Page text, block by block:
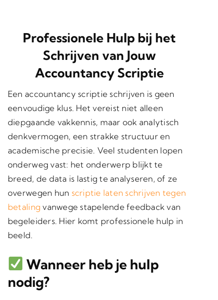
Professionele Hulp bij het
Schrijven van Jouw
Accountancy Scriptie
Een accountancy scriptie schrijven is geen
eenvoudige klus. Het vereist niet alleen
diepgaande vakkennis, maar ook analytisch
denkvermogen, een strakke structuur en
academische precisie. Veel studenten lopen
onderweg vast: het onderwerp blijkt te
breed, de data is lastig te analyseren, of ze
overwegen hun scriptie laten schrijven tegen
betaling vanwege stapelende feedback van
begeleiders. Hier komt professionele hulp in
beeld.
Wanneer heb je hulp
nodig?